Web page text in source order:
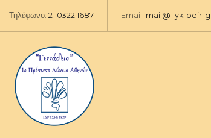
Τηλέφωνο: 21 0322 1687 Email: mail@1lyk-peir-